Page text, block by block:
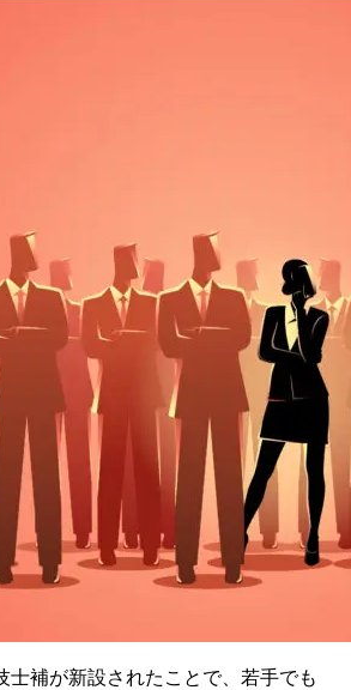
士補が新設されたことで、 若手でも